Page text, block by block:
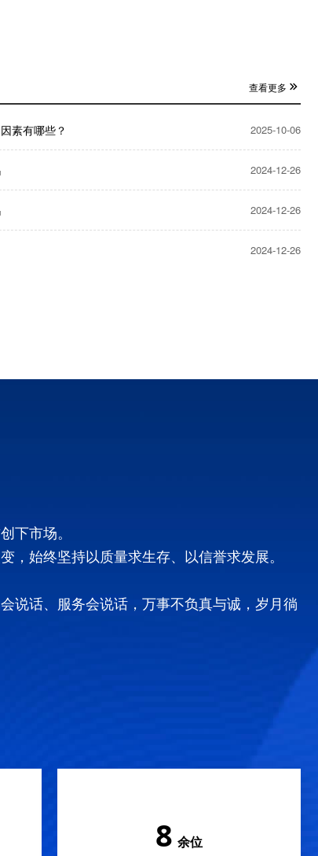
查看更多
素有哪些？ 2025-10-06
2024-12-26
2024-12-26
2024-12-26
下市场。
始终坚持以质量求生存、以信誉求发展。
说话、服务会说话，万事不负真与诚，岁月徜
10 余位